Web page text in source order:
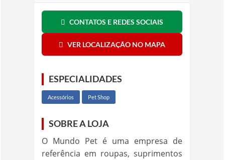
CONTATOS E REDES SOCIAIS
VER LOCALIZAÇÃO NO MAPA
ESPECIALIDADES
Acessórios Pet Shop
SOBRE A LOJA
O Mundo Pet é uma empresa de
referência em roupas, suprimentos